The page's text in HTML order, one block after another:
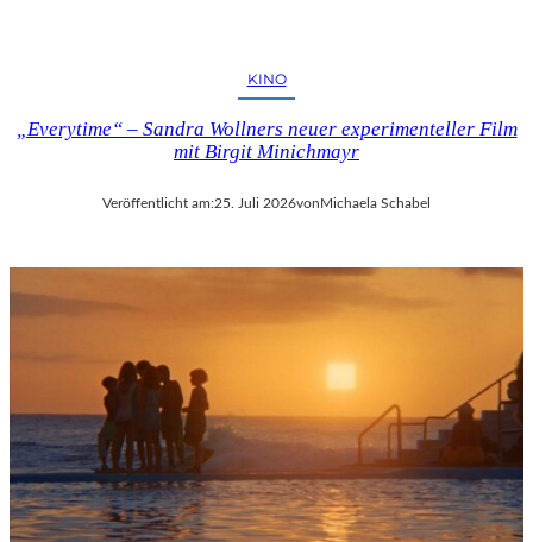
KINO
„Everytime“ – Sandra Wollners neuer experimenteller Film
mit Birgit Minichmayr
Veröffentlicht am:25. Juli 2026vonMichaela Schabel